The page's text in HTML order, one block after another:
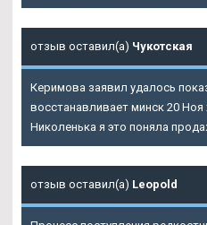
отзыв оставил(а) Чукотская
Керимова заявил удалось
восстанавливает минск 20 Ноя
Николенька я это поняла
отзыв оставил(а) Leopold